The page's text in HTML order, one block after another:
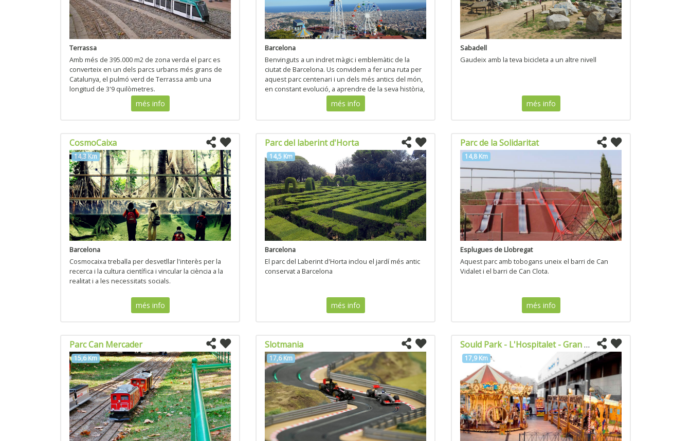
Terrassa
Amb més de 395.000 m2 de zona verda el parc es
converteix en un dels parcs urbans més grans de
Catalunya, el pulmó verd de Terrassa amb una
longitud de 3'9 quilòmetres.
més info
Barcelona
Benvinguts a un indret màgic i emblemàtic de la
ciutat de Barcelona. Us convidem a fer una ruta per
aquest parc centenari i un dels més antics del món,
en constant evolució, a aprendre de la seva història,
a conèixer l’encant dels seus espais...
més info
Sabadell
Gaudeix amb la teva bicicleta a un altre nivell
més info
CosmoCaixa
14,3 Km
Barcelona
Cosmocaixa treballa per desvetllar l'interès per la
recerca i la cultura científica i vincular la ciència a la
realitat i a les necessitats socials.
més info
Parc del laberint d'Horta
14,5 Km
Barcelona
El parc del Laberint d'Horta inclou el jardí més antic
conservat a Barcelona
més info
Parc de la Solidaritat
14,8 Km
Esplugues de Llobregat
Aquest parc amb tobogans uneix el barri de Can
Vidalet i el barri de Can Clota.
més info
Parc Can Mercader
15,6 Km
Slotmania
17,6 Km
Sould Park - L'Hospitalet - Gran Vía 2
17,9 Km